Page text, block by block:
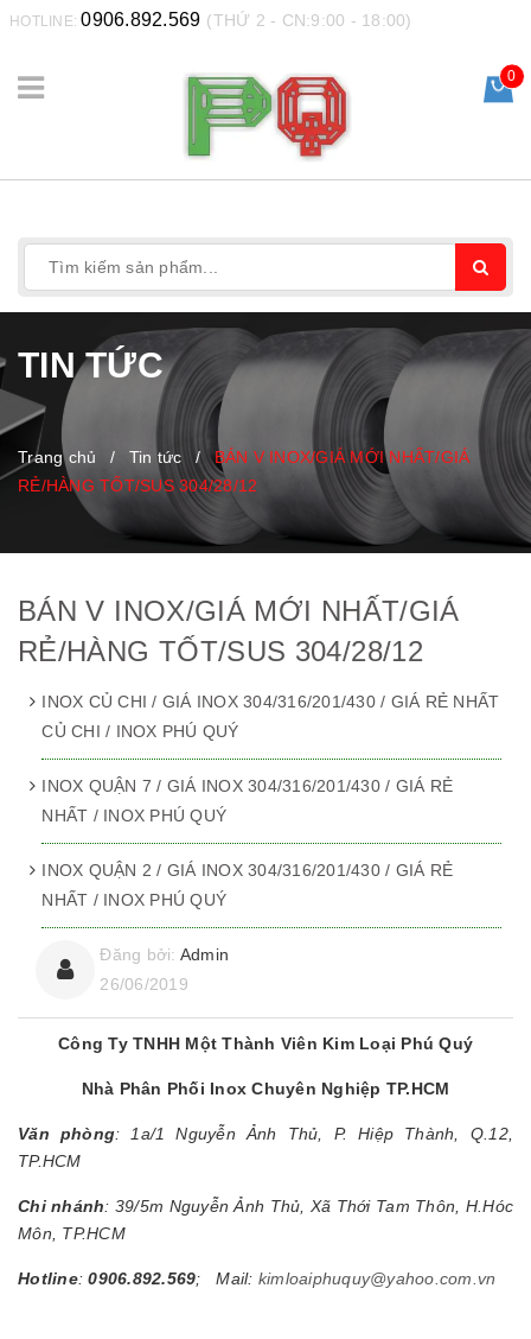
HOTLINE:0906.892.569 (THỨ 2 - CN:9:00 - 18:00)
0
TIN TỨC
Trang chủ / Tin tức /
BÁN V INOX/GIÁ MỚI NHẤT/GIÁ
RẺ/HÀNG TỐT/SUS 304/28/12
BÁN V INOX/GIÁ MỚI NHẤT/GIÁ
RẺ/HÀNG TỐT/SUS 304/28/12
INOX CỦ CHI / GIÁ INOX 304/316/201/430 / GIÁ RẺ NHẤT
CỦ CHI / INOX PHÚ QUÝ
INOX QUẬN 7 / GIÁ INOX 304/316/201/430 / GIÁ RẺ
NHẤT / INOX PHÚ QUÝ
INOX QUẬN 2 / GIÁ INOX 304/316/201/430 / GIÁ RẺ
NHẤT / INOX PHÚ QUÝ
Đăng bởi: Admin
26/06/2019
Công Ty TNHH Một Thành Viên Kim Loại Phú Quý
Nhà Phân Phối Inox Chuyên Nghiệp TP.HCM
Văn phòng: 1a/1 Nguyễn Ảnh Thủ, P. Hiệp Thành, Q.12,
TP.HCM
Chi nhánh: 39/5m Nguyễn Ảnh Thủ, Xã Thới Tam Thôn, H.Hóc
Môn, TP.HCM
Hotline:0906.892.569; Mail: kimloaiphuquy@yahoo.com.vn